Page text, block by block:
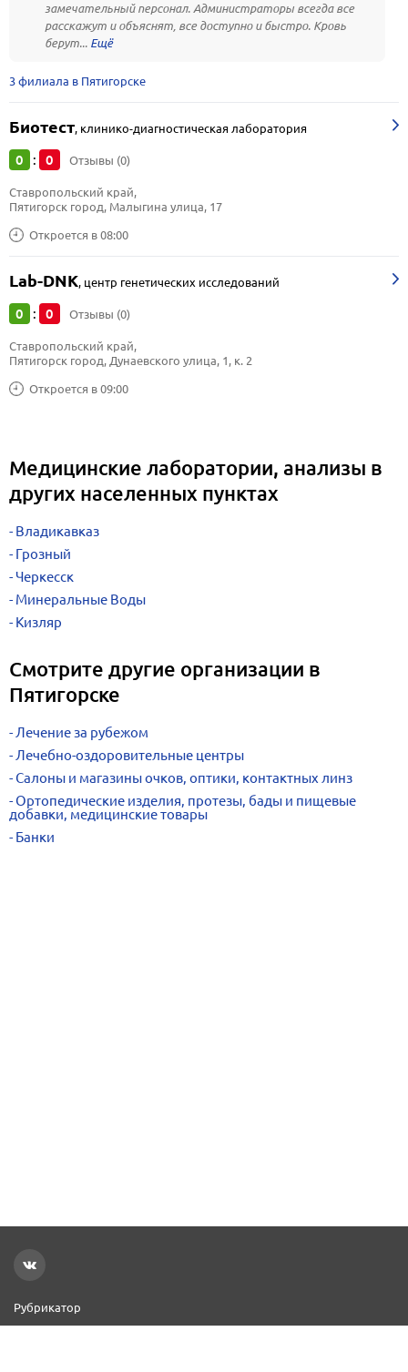
замечательный персонал. Администраторы всегда все
расскажут и объяснят, все доступно и быстро. Кровь
берут...
3 филиала в Пятигорске
Биотест, клинико-диагностическая лаборатория
0 : 0 Отзывы (0)
Откроется в 08:00
Ставропольский край,
Пятигорск город, Малыгина улица, 17
Lab-DNK, центр генетических исследований
0 : 0 Отзывы (0)
Откроется в 09:00
Ставропольский край,
Пятигорск город, Дунаевского улица, 1, к. 2
Медицинские лаборатории, анализы в
других населенных пунктах
Владикавказ
Грозный
Черкесск
Минеральные Воды
Кизляр
Смотрите другие организации в
Пятигорске
Лечение за рубежом
Лечебно-оздоровительные центры
Салоны и магазины очков, оптики, контактных линз
Ортопедические изделия, протезы, бады и пищевые
добавки, медицинские товары
Банки
Рубрикатор